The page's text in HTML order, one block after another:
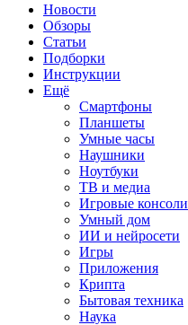
Новости
Обзоры
Статьи
Подборки
Инструкции
Ещё
Смартфоны
Планшеты
Умные часы
Наушники
Ноутбуки
ТВ и медиа
Игровые консоли
Умный дом
ИИ и нейросети
Игры
Приложения
Крипта
Бытовая техника
Наука